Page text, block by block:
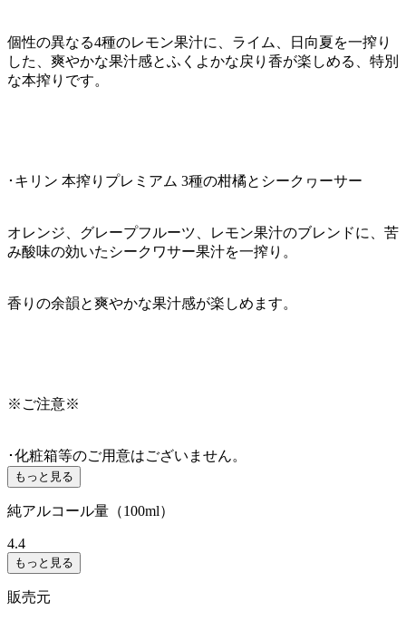
個性の異なる4種のレモン果汁に、ライム、日向夏を一搾り
した、爽やかな果汁感とふくよかな戻り香が楽しめる、特別
な本搾りです。
･キリン 本搾りプレミアム 3種の柑橘とシークヮーサー
オレンジ、グレープフルーツ、レモン果汁のブレンドに、苦
み酸味の効いたシークワサー果汁を一搾り。
香りの余韻と爽やかな果汁感が楽しめます。
※ご注意※
･化粧箱等のご用意はございません。
もっと見る
純アルコール量（100ml）
4.4
もっと見る
販売元